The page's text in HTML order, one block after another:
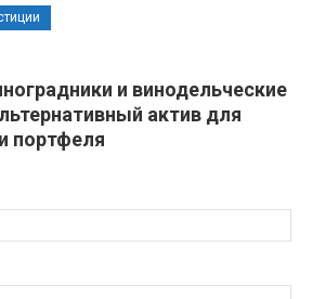
и винодельческие
актив для
портфеля